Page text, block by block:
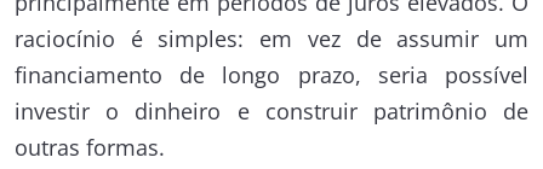
raciocínio é simples: em vez de assumir um
financiamento de longo prazo, seria possível
investir o dinheiro e construir patrimônio de
outras formas.